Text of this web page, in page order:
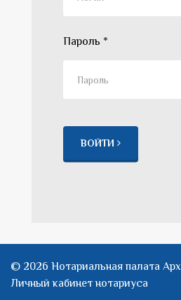
Пароль *
ВОЙТИ
© 2026 Нотариальная палата
Личный кабинет нотариуса